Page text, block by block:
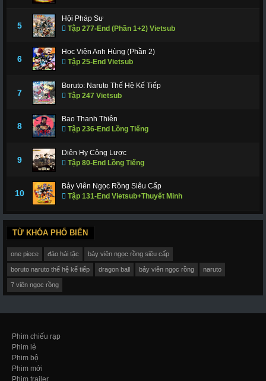
5
Hội Pháp Sư
Tập 277-End (Phần 1+2) Vietsub
6
Học Viện Anh Hùng (Phần 2)
Tập 25-End Vietsub
7
Boruto: Naruto Thế Hệ Kế Tiếp
Tập 247 Vietsub
8
Bao Thanh Thiên
Tập 236-End Lồng Tiếng
9
Diên Hy Công Lược
Tập 80-End Lồng Tiếng
10
Bảy Viên Ngọc Rồng Siêu Cấp
Tập 131-End Vietsub+Thuyết Minh
TỪ KHÓA PHỔ BIẾN
one piece đảo hải tặc bảy viên ngọc rồng siêu cấp
boruto naruto thế hệ kế tiếp dragon ball bảy viên ngọc rồng naruto
7 viên ngọc rồng
Phim chiếu rạp
Phim lẻ
Phim bộ
Phim mới